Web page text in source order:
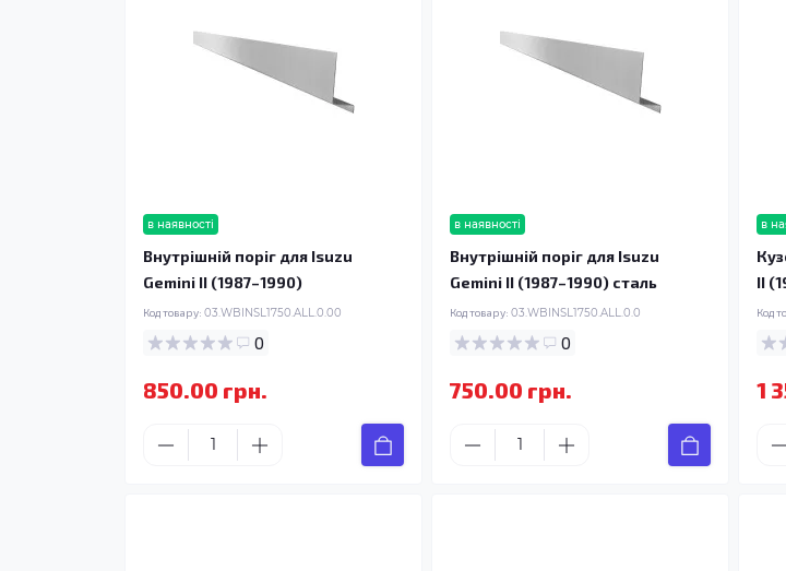
в наявності
Внутрішній поріг для Isuzu
Gemini II (1987–1990)
Код товару: 03.WBINSL1750.ALL.0.00
0
850.00 грн.
в наявності
Внутрішній поріг для Isuzu
Gemini II (1987–1990) сталь
Код товару: 03.WBINSL1750.ALL.0.0
0
750.00 грн.
в
II
Код
1